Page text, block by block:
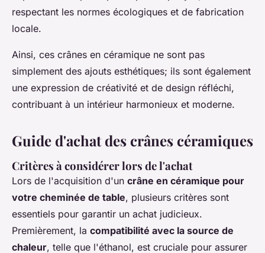
respectant les normes écologiques et de fabrication
locale.
Ainsi, ces crânes en céramique ne sont pas
simplement des ajouts esthétiques; ils sont également
une expression de créativité et de design réfléchi,
contribuant à un intérieur harmonieux et moderne.
Guide d'achat des crânes céramiques
Critères à considérer lors de l'achat
Lors de l'acquisition d'un crâne en céramique pour
votre cheminée de table, plusieurs critères sont
essentiels pour garantir un achat judicieux.
Premièrement, la compatibilité avec la source de
chaleur, telle que l'éthanol, est cruciale pour assurer